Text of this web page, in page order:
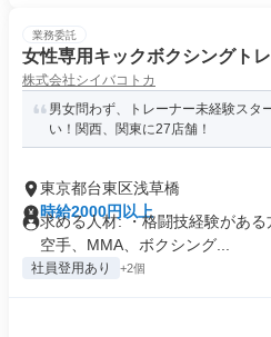
業務委託
女性専用キックボクシングト
株式会社シイバコトカ
男女問わず、トレーナー未経験スタ
い！関西、関東に27店舗！
東京都台東区浅草橋
時給2000円以上
求める人材: ・格闘技経験があ
空手、MMA、ボクシング...
社員登用あり +2個